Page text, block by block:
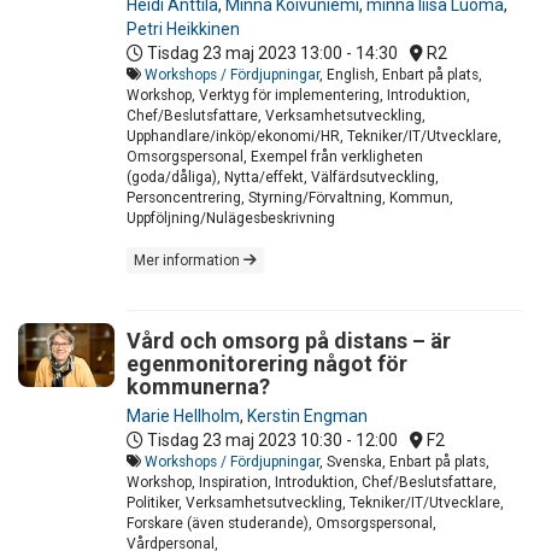
Heidi Anttila, Minna Koivuniemi, minna liisa Luoma,
Petri Heikkinen
Tisdag 23 maj 2023 13:00 - 14:30 R2
Workshops / Fördjupningar, English, Enbart på plats,
Workshop, Verktyg för implementering, Introduktion,
Chef/Beslutsfattare, Verksamhetsutveckling,
Upphandlare/inköp/ekonomi/HR, Tekniker/IT/Utvecklare,
Omsorgspersonal, Exempel från verkligheten
(goda/dåliga), Nytta/effekt, Välfärdsutveckling,
Personcentrering, Styrning/Förvaltning, Kommun,
Uppföljning/Nulägesbeskrivning
Mer information
Vård och omsorg på distans – är
egenmonitorering något för
kommunerna?
Marie Hellholm, Kerstin Engman
Tisdag 23 maj 2023 10:30 - 12:00 F2
Workshops / Fördjupningar, Svenska, Enbart på plats,
Workshop, Inspiration, Introduktion, Chef/Beslutsfattare,
Politiker, Verksamhetsutveckling, Tekniker/IT/Utvecklare,
Forskare (även studerande), Omsorgspersonal,
Vårdpersonal,